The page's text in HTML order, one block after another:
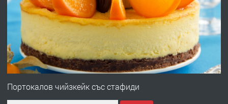
преди 1 година
ПРЕДЛАГА
Първи поход "По стъпките на Ангел
Портокалов чийзкейк със стафиди